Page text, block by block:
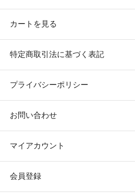
カートを見る
特定商取引法に基づく表記
プライバシーポリシー
お問い合わせ
マイアカウント
会員登録